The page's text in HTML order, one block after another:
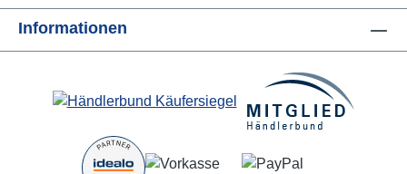
Informationen